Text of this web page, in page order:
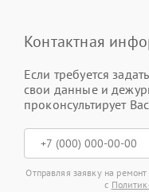
Контактная
Если требуется
свои данные и
проконсультирует
Отправляя заявку на
с